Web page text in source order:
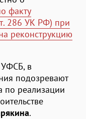
факту
286 УК РФ) при
реконструкцию
в
подозревают
по реализации
.